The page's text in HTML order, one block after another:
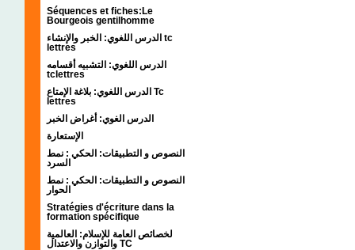
Séquences et fiches:Le
Bourgeois gentilhomme
الدرس اللغوي: الخبر والإنشاء tc
lettres
الدرس اللغوي: التشبيه أقسامه
tclettres
الدرس اللغوي: بلاغة الإمتاع Tc
lettres
الدرس الغوي: أغراض الخبر
الإستعارة
النصوص و التطبيقات: الحكي : نمط
السرد
النصوص و التطبيقات: الحكي : نمط
الحوار
Stratégies d'écriture dans la
formation spécifique
لخصائص العامة للإسلام: العالمية
والتوازن والاعتدال TC